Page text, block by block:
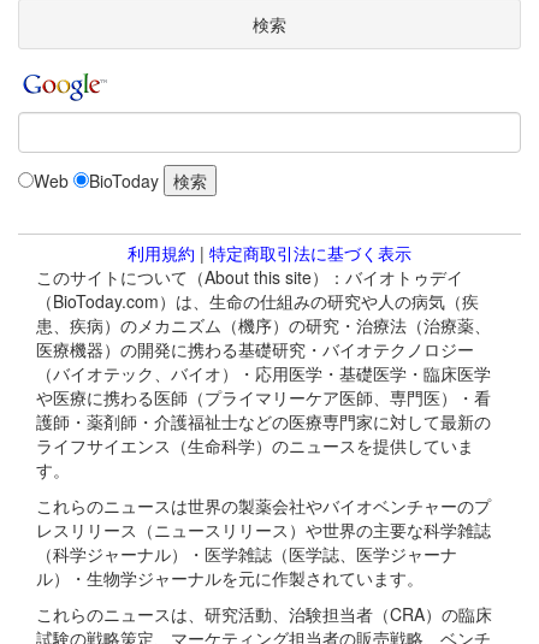
検索
Web BioToday
利用規約 | 特定商取引法に基づく表示
このサイトについて（About this site）：バイオトゥデイ
（BioToday.com）は、生命の仕組みの研究や人の病気（疾
患、疾病）のメカニズム（機序）の研究・治療法（治療薬、
医療機器）の開発に携わる基礎研究・バイオテクノロジー
（バイオテック、バイオ）・応用医学・基礎医学・臨床医学
や医療に携わる医師（プライマリーケア医師、専門医）・看
護師・薬剤師・介護福祉士などの医療専門家に対して最新の
ライフサイエンス（生命科学）のニュースを提供していま
す。
これらのニュースは世界の製薬会社やバイオベンチャーのプ
レスリリース（ニュースリリース）や世界の主要な科学雑誌
（科学ジャーナル）・医学雑誌（医学誌、医学ジャーナ
ル）・生物学ジャーナルを元に作製されています。
これらのニュースは、研究活動、治験担当者（CRA）の臨床
試験の戦略策定、マーケティング担当者の販売戦略、ベンチ